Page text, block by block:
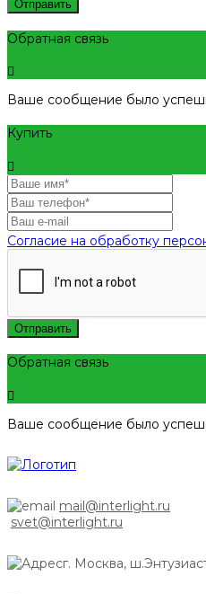
Отправить
Обратная связь
Ваше сообщение было
Купить
Согласие на обработку
Отправить
Обратная связь
Ваше сообщение было
mail@interlight.ru
svet@interlight.ru
г. Москва,